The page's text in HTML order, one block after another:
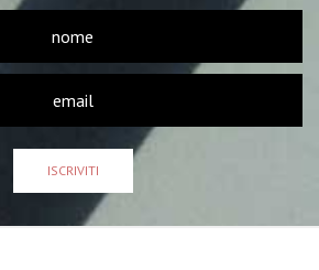
ISCRIVITI